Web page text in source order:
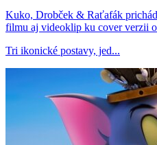
Kuko, Drobček & Raťafák
filmu aj videoklip ku cover verzii
Tri ikonické postavy, jed...